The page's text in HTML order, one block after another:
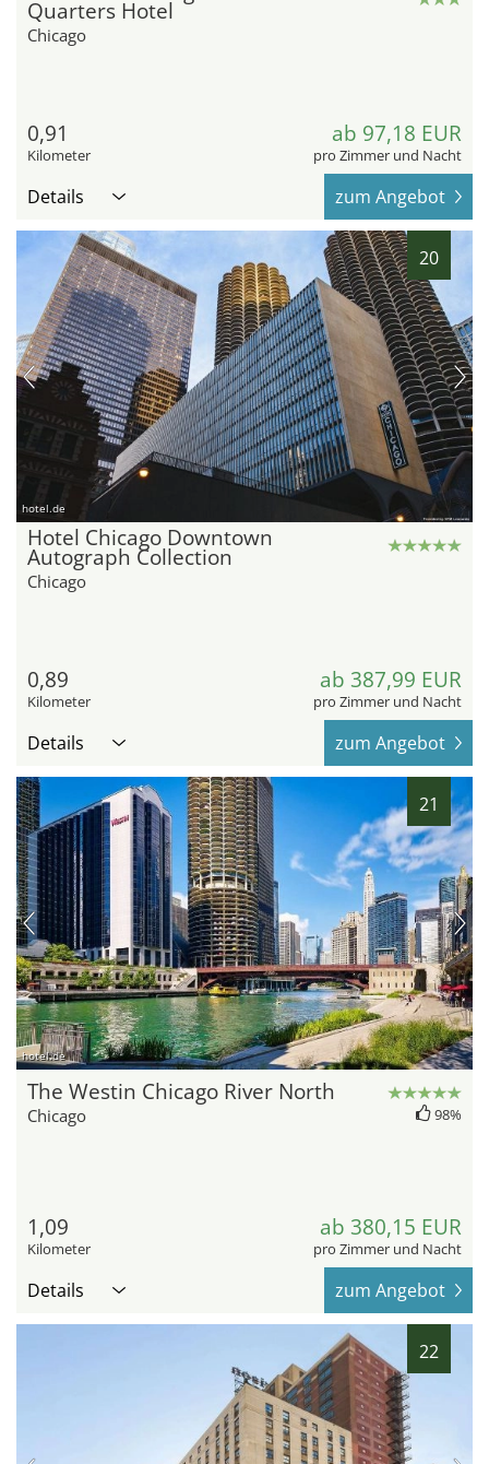
Quarters Hotel
Chicago
0,91
Kilometer
ab 97,18 EUR
pro Zimmer und Nacht
Details zum Angebot
20
hotel.de
Hotel Chicago Downtown
Autograph Collection
Chicago
0,89
Kilometer
ab 387,99 EUR
pro Zimmer und Nacht
Details zum Angebot
21
hotel.de
The Westin Chicago River North
Chicago 98%
1,09
Kilometer
ab 380,15 EUR
pro Zimmer und Nacht
Details zum Angebot
22